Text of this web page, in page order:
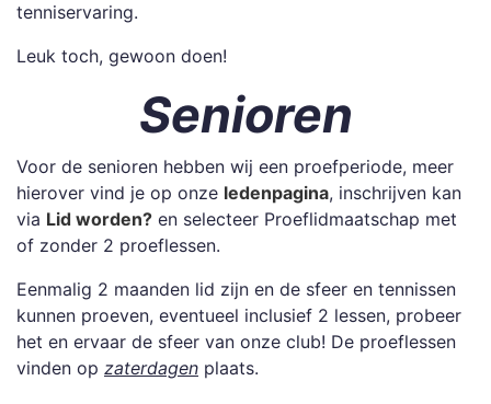
tenniservaring.
Leuk toch, gewoon doen!
Senioren
Voor de senioren hebben wij een proefperiode, meer
hierover vind je op onze ledenpagina, inschrijven kan
via Lid worden? en selecteer Proeflidmaatschap met
of zonder 2 proeflessen.
Eenmalig 2 maanden lid zijn en de sfeer en tennissen
kunnen proeven, eventueel inclusief 2 lessen, probeer
het en ervaar de sfeer van onze club! De proeflessen
vinden op zaterdagen plaats.